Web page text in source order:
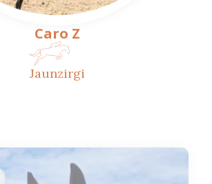
Caro Z
Jaunzirgi